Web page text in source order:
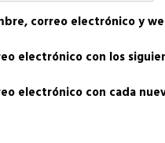
correo electrónico y
electrónico con los
electrónico con cada